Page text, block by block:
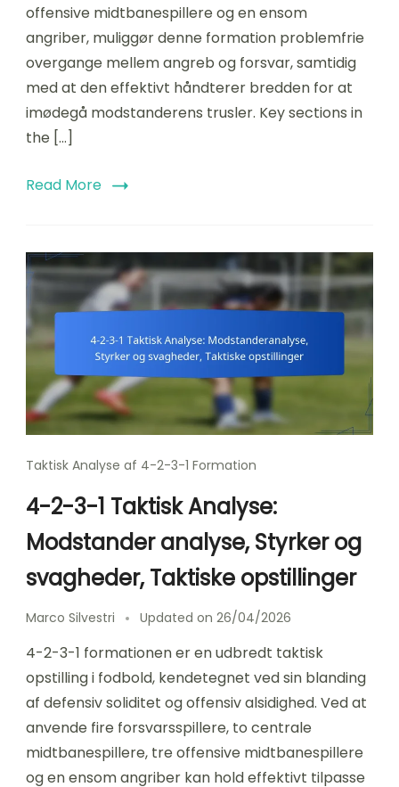
offensive midtbanespillere og en ensom
angriber, muliggør denne formation problemfrie
overgange mellem angreb og forsvar, samtidig
med at den effektivt håndterer bredden for at
imødegå modstanderens trusler. Key sections in
the […]
Read More
Taktisk Analyse af 4-2-3-1 Formation
4-2-3-1 Taktisk Analyse:
Modstander analyse, Styrker og
svagheder, Taktiske opstillinger
Marco Silvestri Updated on 26/04/2026
4-2-3-1 formationen er en udbredt taktisk
opstilling i fodbold, kendetegnet ved sin blanding
af defensiv soliditet og offensiv alsidighed. Ved at
anvende fire forsvarsspillere, to centrale
midtbanespillere, tre offensive midtbanespillere
og en ensom angriber kan hold effektivt tilpasse